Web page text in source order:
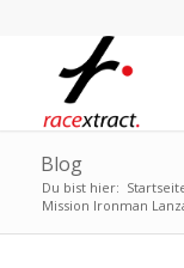
Blog
Du bist hier:
Mission Ironman